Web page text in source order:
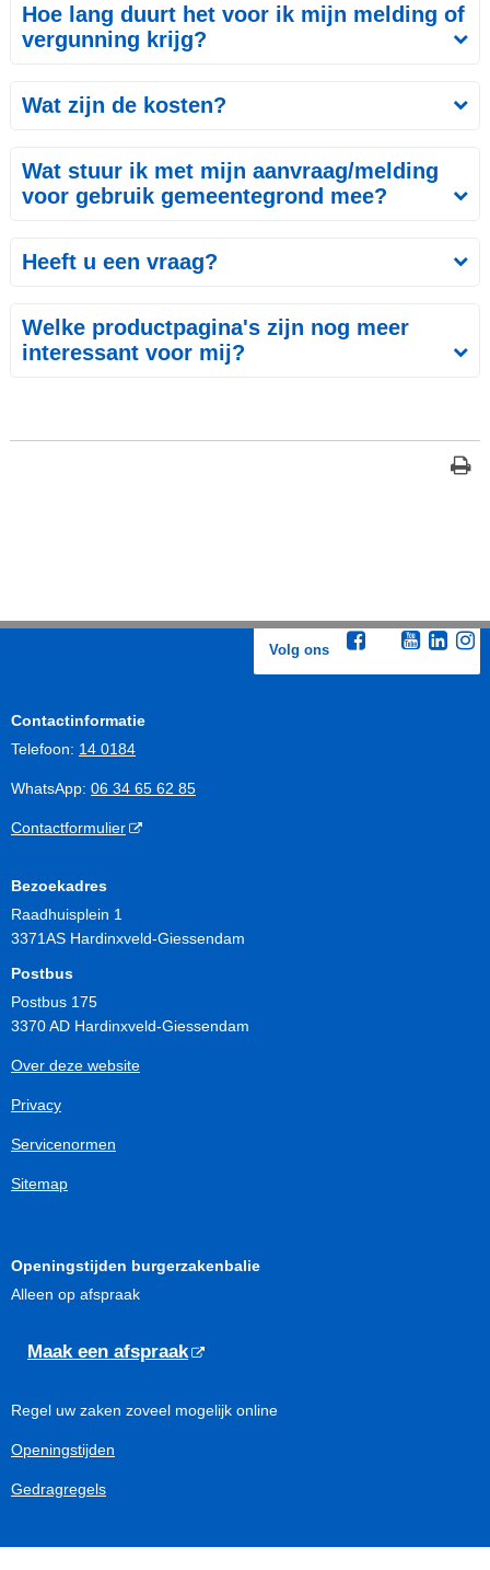
Hoe lang duurt het voor ik mijn melding of
vergunning krijg?
Wat zijn de kosten?
Wat stuur ik met mijn aanvraag/melding
voor gebruik gemeentegrond mee?
Heeft u een vraag?
Welke productpagina's zijn nog meer
interessant voor mij?
Volg ons
Contactinformatie
Telefoon: 14 0184
WhatsApp: 06 34 65 62 85
Contactformulier
Bezoekadres
Raadhuisplein 1
3371AS Hardinxveld-Giessendam
Postbus
Postbus 175
3370 AD Hardinxveld-Giessendam
Over deze website
Privacy
Servicenormen
Sitemap
Openingstijden burgerzakenbalie
Alleen op afspraak
Maak een afspraak
Regel uw zaken zoveel mogelijk online
Openingstijden
Gedragregels